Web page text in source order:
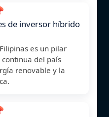
de inversor híbrido
es un pilar
del país
renovable y la